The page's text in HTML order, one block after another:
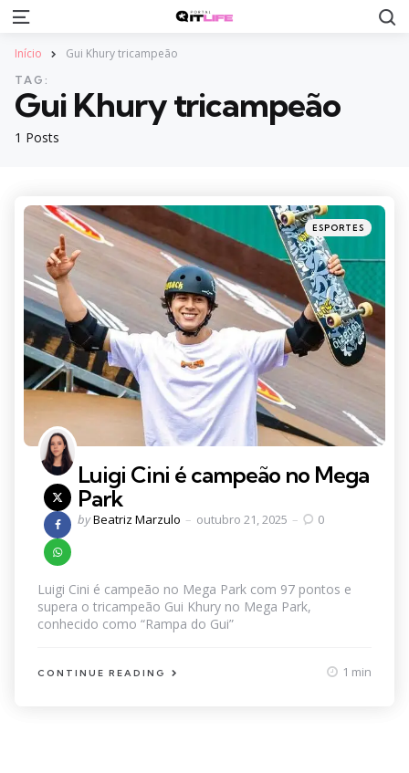
Menu
Início Gui Khury tricampeão
1 Posts
TAG:
Gui Khury tricampeão
Categories
Posted
in
ESPORTES
Luigi Cini é campeão no Mega
Park
Posted
byBeatriz Marzulo outubro 21, 2025 0
Luigi Cini é campeão no Mega Park com 97 pontos e
supera o tricampeão Gui Khury no Mega Park,
conhecido como “Rampa do Gui”
CONTINUE READING 1 min